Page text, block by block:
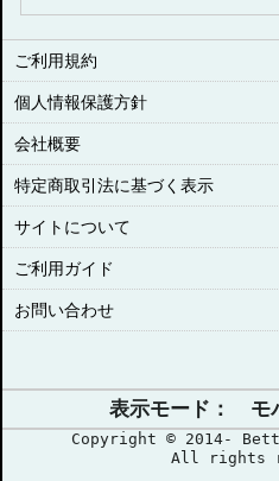
ご利用規約
個人情報保護方針
会社概要
特定商取引法に基づく表示
サイトについて
ご利用ガイド
お問い合わせ
表示モード：
Copyright © 2014-
All rights